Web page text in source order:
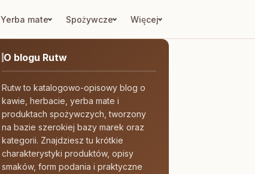
Yerba mate Spożywcze Więcej
O blogu Rutw
Rutw to katalogowo-opisowy blog o
kawie, herbacie, yerba mate i
produktach spożywczych, tworzony
na bazie szerokiej bazy marek oraz
kategorii. Znajdziesz tu krótkie
charakterystyki produktów, opisy
smaków, form podania i praktyczne